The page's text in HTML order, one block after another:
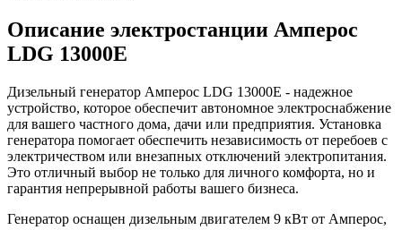
Описание электростанции Амперос
LDG 13000E
Дизельный генератор Амперос LDG 13000E - надежное
устройство, которое обеспечит автономное электроснабжение
для вашего частного дома, дачи или предприятия. Установка
генератора помогает обеспечить независимость от перебоев с
электричеством или внезапных отключений электропитания.
Это отличный выбор не только для личного комфорта, но и
гарантия непрерывной работы вашего бизнеса.
Генератор оснащен дизельным двигателем 9 кВт от Амперос,